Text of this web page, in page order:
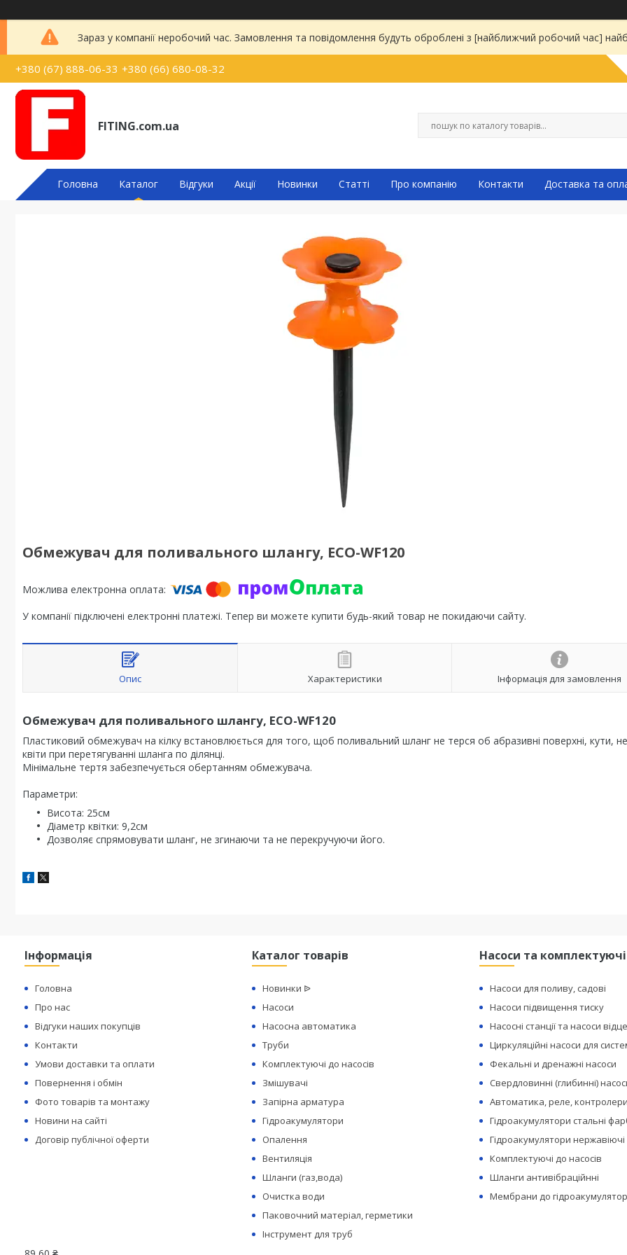
Зараз у компанії неробочий час. Замовлення та повідомлення будуть оброблені з [найближчий робочий час]
+380 (67) 888-06-33 +380 (66) 680-08-32
FITING.com.ua
Головна Каталог Відгуки Акції Новинки Статті Про компанію Контакти Доставка та
Обмежувач для поливального шлангу, ECO-WF120
У компанії підключені електронні платежі. Тепер ви можете купити будь-який товар не покидаючи сайту.
Опис Характеристики Інформація для замовлення
Обмежувач для поливального шлангу, ECO-WF120
Пластиковий обмежувач на кілку встановлюється для того, щоб поливальний шланг не терся об абразивні поверхні, кути,
квіти при перетягуванні шланга по ділянці.
Мінімальне тертя забезпечується обертанням обмежувача.
Параметри:
Висота: 25см
Діаметр квітки: 9,2см
Дозволяє спрямовувати шланг, не згинаючи та не перекручуючи його.
Інформація
Головна
Про нас
Відгуки наших покупців
Контакти
Умови доставки та оплати
Повернення і обмін
Фото товарів та монтажу
Новини на сайті
Договір публічної оферти
Каталог товарів
Новинки ᐉ
Насоси
Насосна автоматика
Труби
Комплектуючі до насосів
Змішувачі
Запірна арматура
Гідроакумулятори
Опалення
Вентиляція
Шланги (газ,вода)
Очистка води
Паковочний матеріал, герметики
Інструмент для труб
Насоси та комплектуючі
Насоси для поливу, садові
Насоси підвищення тиску
Насосні станції та насоси
Циркуляційні насоси для
Фекальні и дренажні насоси
Свердловинні (глибинні)
Автоматика, реле,
Гідроакумулятори стальні
Гідроакумулятори нержавіючі
Комплектуючі до насосів
Шланги антивібраційнні
Мембрани до